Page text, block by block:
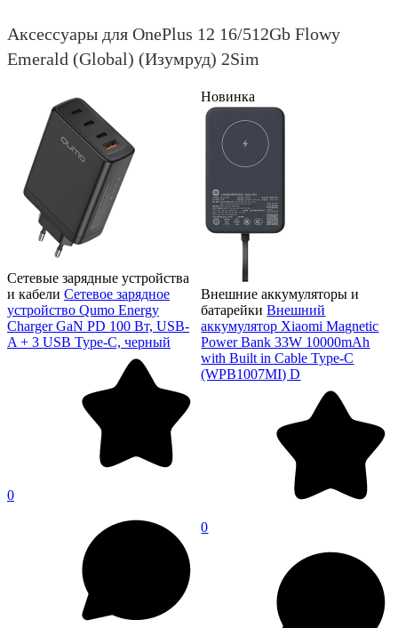
Аксессуары для OnePlus 12 16/512Gb Flowy
Emerald (Global) (Изумруд) 2Sim
Сетевые зарядные устройства
и кабели Сетевое зарядное
устройство Qumo Energy
Charger GaN PD 100 Вт, USB-
A + 3 USB Type-C, черный
0
Новинка
Внешние аккумуляторы и
батарейки Внешний
аккумулятор Xiaomi Magnetic
Power Bank 33W 10000mAh
with Built in Cable Type-C
(WPB1007MI) D
0